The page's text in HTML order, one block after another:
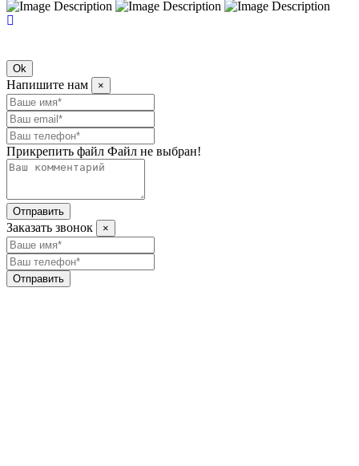
Ok
Напишите нам ×
Прикрепить файл Файл не выбран!
Отправить
Заказать звонок ×
Отправить